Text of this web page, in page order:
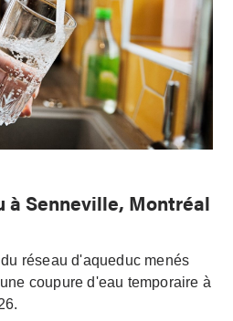
à Senneville, Montréal
réseau d'aqueduc menés
coupure d'eau temporaire à